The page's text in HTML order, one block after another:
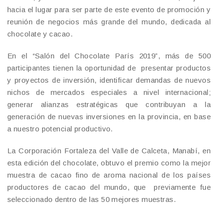
hacia el lugar para ser parte de este evento de promoción y
reunión de negocios más grande del mundo, dedicada al
chocolate y cacao.
En el “Salón del Chocolate París 2019”, más de 500
participantes tienen la oportunidad de presentar productos
y proyectos de inversión, identificar demandas de nuevos
nichos de mercados especiales a nivel internacional;
generar alianzas estratégicas que contribuyan a la
generación de nuevas inversiones en la provincia, en base
a nuestro potencial productivo.
La Corporación Fortaleza del Valle de Calceta, Manabí, en
esta edición del chocolate, obtuvo el premio como la mejor
muestra de cacao fino de aroma nacional de los países
productores de cacao del mundo, que previamente fue
seleccionado dentro de las 50 mejores muestras.